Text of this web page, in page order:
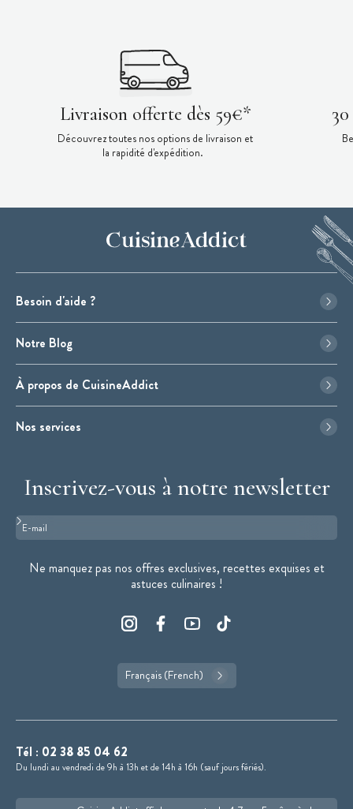
Livraison offerte dès 59€*
Découvrez toutes nos options de livraison et
la rapidité d'expédition.
Besoin d'aide ?
Notre Blog
À propos de CuisineAddict
Nos services
Inscrivez-vous à notre newsletter
Format : adresse@email.com
Ne manquez pas nos offres exclusives, recettes exquises et
astuces culinaires !
Français (French)
Tél : 02 38 85 04 62
Du lundi au vendredi de 9h à 13h et de 14h à 16h (sauf jours fériés).